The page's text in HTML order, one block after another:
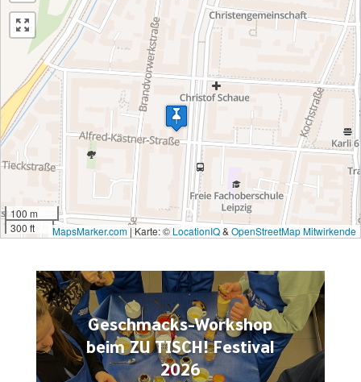
100 m
300 ft
MapsMarker.com |Karte: © LocationIQ& OpenStreetMap Mitwirkende
Geschmacks-Workshop
beim ZU TISCH! Festival
2026